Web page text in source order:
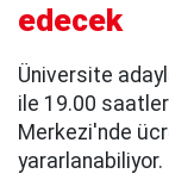
edecek
Üniversite
ile 19.00
Merkezi'nde
yararlanabiliyor.